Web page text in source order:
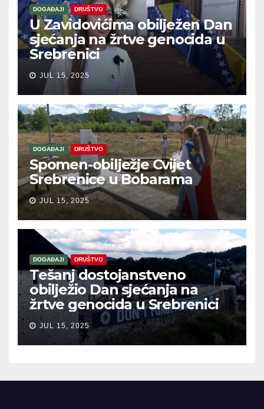
DOGAĐAJI DRUŠTVO
U Zavidovićima obilježen Dan
sjećanja na žrtve genocida u
Srebrenici
JUL 15, 2025
DOGAĐAJI DRUŠTVO
Spomen-obilježje Cvijet
Srebrenice u Bobarama
JUL 15, 2025
DOGAĐAJI DRUŠTVO
Tešanj dostojanstveno
obilježio Dan sjećanja na
žrtve genocida u Srebrenici
JUL 15, 2025